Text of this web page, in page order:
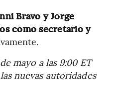
Bravo y Jorge
como secretario y
mayo a las 9:00 ET
nuevas autoridades